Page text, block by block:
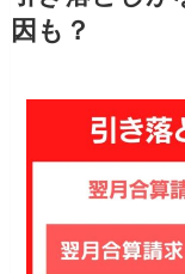
因も？